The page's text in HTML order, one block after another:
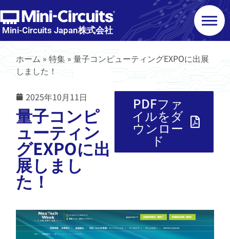
Mini-Circuits Japan株式会社
ホーム »特集 »量子コンピューティングEXPOに出展
しました！
2025年10月11日
量子コンピ
ューティン
グEXPOに出
展しまし
た！
PDFファ
イルをダ
ウンロー
ド